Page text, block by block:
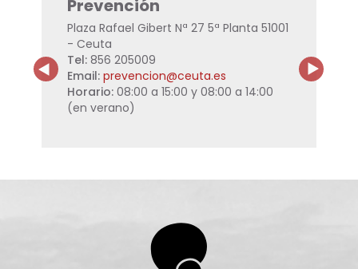
Prevención
Plaza Rafael Gibert Nª 27 5ª Planta 51001
- Ceuta
Tel: 856 205009
Email:prevencion@ceuta.es
Horario: 08:00 a 15:00 y 08:00 a 14:00
(en verano)